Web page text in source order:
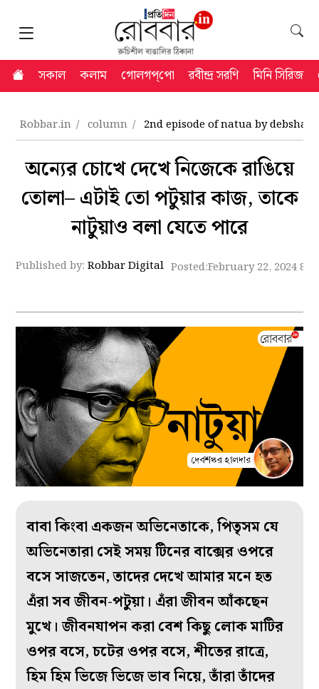
সকাল কলাম গোলগপ্‌পো রবীন্দ্র সরণি মিনি সিরিজ
Robbar.in column 2nd episode of natua by
অন্যের চোখে দেখে নিজেকে রাঙিয়ে
তোলা– এটাই তো পটুয়ার কাজ, তাকে
নাটুয়াও বলা যেতে পারে
Published by:Robbar Digital Posted:February 22, 2024
বাবা কিংবা একজন অভিনেতাকে, পিতৃসম যে
অভিনেতারা সেই সময় টিনের বাক্সের ওপরে
বসে সাজতেন, তাদের দেখে আমার মনে হত
এঁরা সব জীবন-পটুয়া। এঁরা জীবন আঁকছেন
মুখে। জীবনযাপন করা বেশ কিছু লোক মাটির
ওপর বসে, চটের ওপর বসে, শীতের রাত্রে,
হিম হিম ভিজে ভিজে ভাব নিয়ে, তাঁরা তাঁদের